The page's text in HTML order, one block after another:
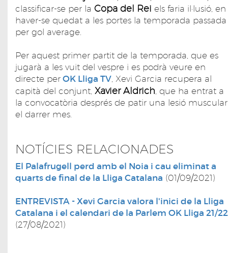
classificar-se per la Copa del Rei els faria il·lusió, en
haver-se quedat a les portes la temporada passada
per gol average.
Per aquest primer partit de la temporada, que es
jugarà a les vuit del vespre i es podrà veure en
directe per OK Lliga TV , Xevi Garcia recupera al
capità del conjunt, Xavier Aldrich , que ha entrat a
la convocatòria després de patir una lesió muscular
el darrer mes.
NOTÍCIES RELACIONADES
El Palafrugell perd amb el Noia i cau eliminat a
quarts de final de la Lliga Catalana (01/09/2021)
ENTREVISTA - Xevi Garcia valora l'inici de la Lliga
Catalana i el calendari de la Parlem OK Lliga 21/22
(27/08/2021)